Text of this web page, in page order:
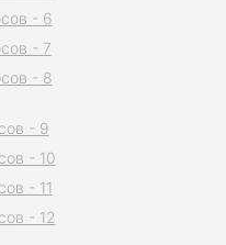
- 6
- 7
- 8
- 9
- 10
- 11
- 12